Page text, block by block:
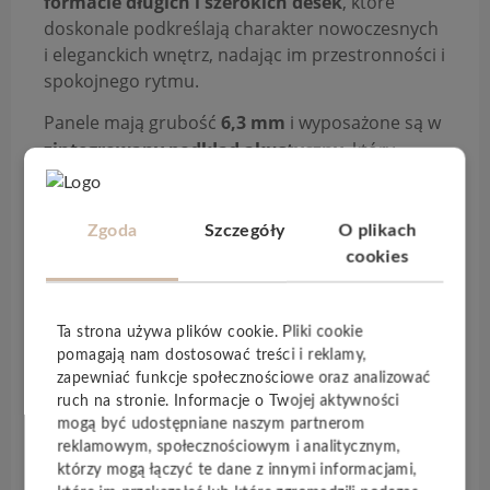
doskonale podkreślają charakter nowoczesnych
i eleganckich wnętrz, nadając im przestronności i
spokojnego rytmu.
Panele mają grubość 6,3 mm i wyposażone są w
zintegrowany podkład akustyczny, który
skutecznie redukuje dźwięki kroków i poprawia
idealne zarówno do mieszkań, jak i domów, gdzie
liczy się cisza, miękkość pod stopami oraz wysoki
komfort codziennego użytkowania. W pełni
sprawdzi się nie tylko w salonach i sypialniach,
ale również w kuchniach czy innych
pomieszczeniach narażonych na wilgoć.
Realistyczne dekory inspirowane naturalnym
drewnem, z wyraźnym usłojeniem i matowym
Zgoda Szczegóły
O plikach
cookies
Ta strona używa plików cookie. Pliki cookie
pomagają nam dostosować treści i reklamy,
zapewniać funkcje społecznościowe oraz analizować
ruch na stronie. Informacje o Twojej aktywności
mogą być udostępniane naszym partnerom
reklamowym, społecznościowym i analitycznym,
którzy mogą łączyć te dane z innymi informacjami,